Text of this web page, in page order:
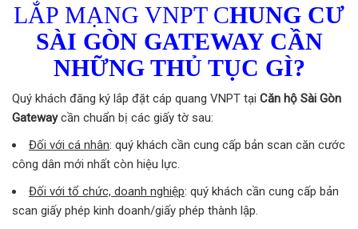
LẮP MẠNG VNPT CHUNG CƯ
SÀI GÒN GATEWAY CẦN
NHỮNG THỦ TỤC GÌ?
Quý khách đăng ký lắp đặt cáp quang VNPT tại Căn hộ Sài Gòn
Gatewaycần chuẩn bị các giấy tờ sau:
Đối với cá nhân: quý khách cần cung cấp bản scan căn cước
công dân mới nhất còn hiệu lực.
Đối với tổ chức, doanh nghiệp: quý khách cần cung cấp bản
scan giấy phép kinh doanh/giấy phép thành lập.